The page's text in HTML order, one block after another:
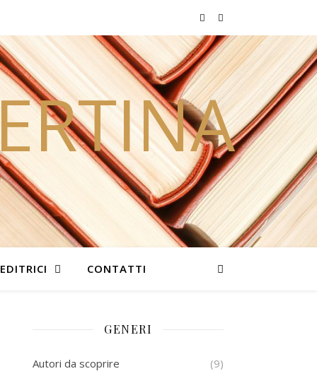
CONTATTI
GENERI
Autori da scoprire (9)